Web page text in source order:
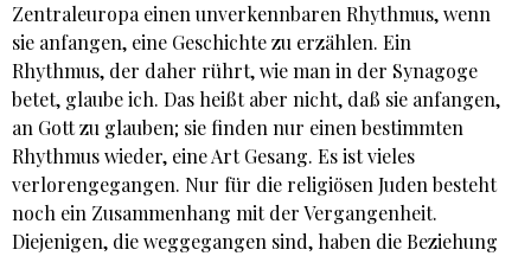
Zentraleuropa einen unverkennbaren Rhythmus, wenn
sie anfangen, eine Geschichte zu erzählen. Ein
Rhythmus, der daher rührt, wie man in der Synagoge
betet, glaube ich. Das heißt aber nicht, daß sie anfangen,
an Gott zu glauben; sie finden nur einen bestimmten
Rhythmus wieder, eine Art Gesang. Es ist vieles
verlorengegangen. Nur für die religiösen Juden besteht
noch ein Zusammenhang mit der Vergangenheit.
Diejenigen, die weggegangen sind, haben die Beziehung